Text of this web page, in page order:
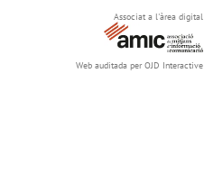
Associat a l'àrea digital
Web auditada per OJD Interactive